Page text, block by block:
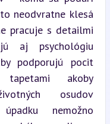
neodvratne klesá
pracuje s detailmi
aj psychológiu
podporujú pocit
akoby
osudov
nemožno